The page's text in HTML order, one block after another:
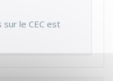
le CEC est